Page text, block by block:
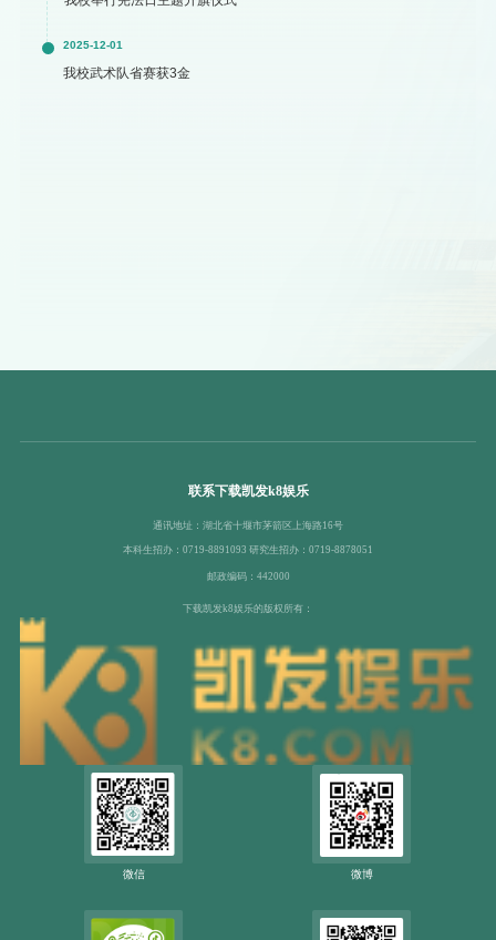
2025-12-01
我校武术队省赛获3金
联系下载凯发k8娱乐
通讯地址：湖北省十堰市茅箭区上海路16号
本科生招办：0719-8891093 研究生招办：0719-8878051
邮政编码：442000
下载凯发k8娱乐的版权所有：
微信 微博